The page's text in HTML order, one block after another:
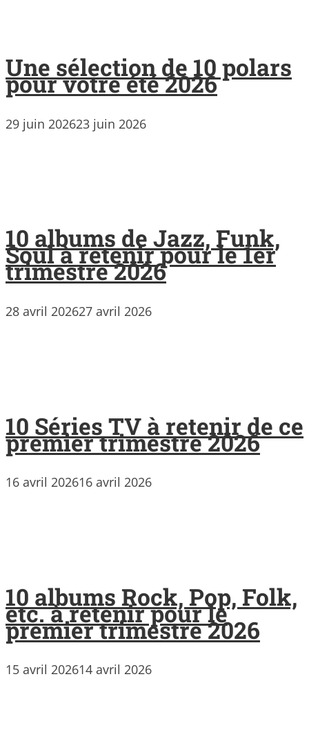
Une sélection de 10 polars
pour votre été 2026
29 juin 202623 juin 2026
10 albums de Jazz, Funk,
Soul à retenir pour le 1er
trimestre 2026
28 avril 202627 avril 2026
10 Séries TV à retenir de ce
premier trimestre 2026
16 avril 202616 avril 2026
10 albums Rock, Pop, Folk,
etc. à retenir pour le
premier trimestre 2026
15 avril 202614 avril 2026